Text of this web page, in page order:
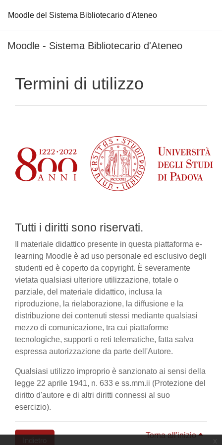
Moodle del Sistema Bibliotecario d'Ateneo
Moodle - Sistema Bibliotecario d'Ateneo
Termini di utilizzo
Tutti i diritti sono riservati.
Il materiale didattico presente in questa piattaforma e-
learning Moodle è ad uso personale ed esclusivo degli
studenti ed è coperto da copyright. È severamente
vietata qualsiasi ulteriore utilizzazione, totale o
parziale, del materiale didattico, inclusa la
riproduzione, la rielaborazione, la diffusione e la
distribuzione dei contenuti stessi mediante qualsiasi
mezzo di comunicazione, tra cui piattaforme
tecnologiche, supporti o reti telematiche, fatta salva
espressa autorizzazione da parte dell'Autore.
Qualsiasi utilizzo improprio è sanzionato ai sensi della
legge 22 aprile 1941, n. 633 e ss.mm.ii (Protezione del
diritto d'autore e di altri diritti connessi al suo
esercizio).
Torna all'inizio